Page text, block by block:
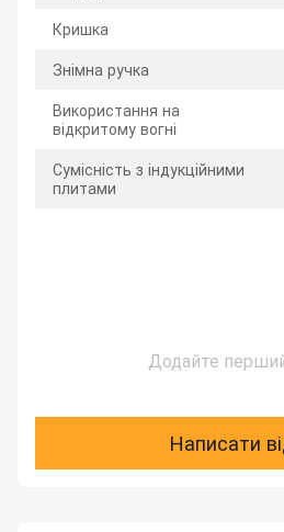
Кришка
Знімна ручка
Використання на
відкритому вогні
Сумісність з індукційними
плитами
Додайте
Написати